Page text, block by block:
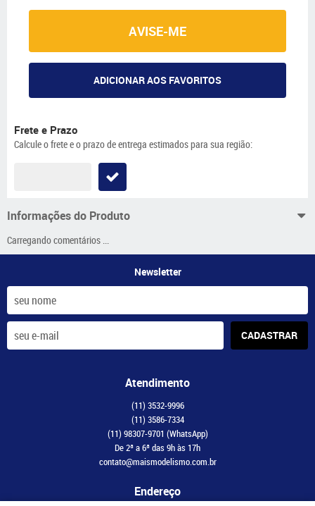
AVISE-ME
ADICIONAR AOS FAVORITOS
Frete e Prazo
Calcule o frete e o prazo de entrega estimados para sua região:
Informações do Produto
Carregando comentários ...
Newsletter
CADASTRAR
Atendimento
(11) 3532-9996
(11) 3586-7334
(11) 98307-9701 (WhatsApp)
De 2ª a 6ª das 9h às 17h
contato@maismodelismo.com.br
Endereço